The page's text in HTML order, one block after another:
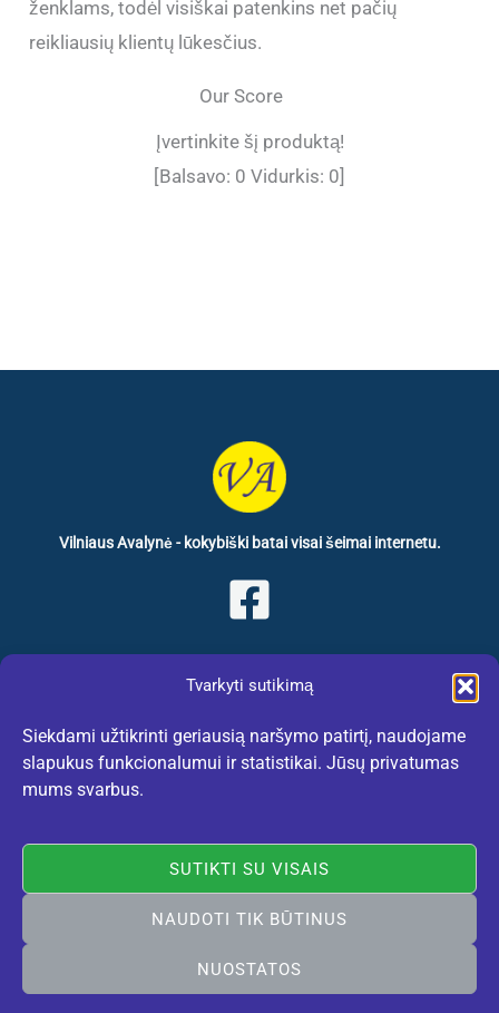
Tvarkyti sutikimą
Siekdami užtikrinti geriausią naršymo patirtį, naudojame
slapukus funkcionalumui ir statistikai. Jūsų privatumas
mums svarbus.
SUTIKTI SU VISAIS
NAUDOTI TIK BŪTINUS
NUOSTATOS
ženklams, todėl visiškai patenkins net pačių
reikliausių klientų lūkesčius.
Our Score
Įvertinkite šį produktą!
[Balsavo: 0 Vidurkis: 0]
Vilniaus Avalynė - kokybiški batai visai šeimai internetu.
Informacija pirkėjams
Pristatymo informacija
Apmokėjimo informacija
Grąžinimo informacija
Privatumo politika
Apie Vilniaus Avalynę
Kokybės politika